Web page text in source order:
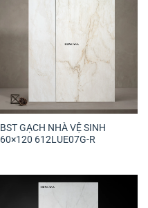
BST GẠCH NHÀ VỆ SINH
60×120 612LUE07G-R